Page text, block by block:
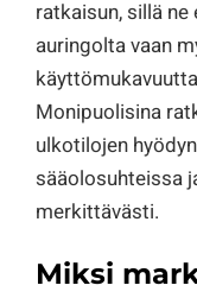
ratkaisun, sillä
auringolta vaan
Monipuolisina
ulkotilojen
sääolosuhteissa
merkittävästi.
Miksi